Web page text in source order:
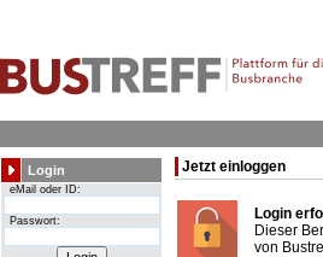
Login
eMail oder ID:
Passwort:
Jetzt einloggen
Login
Dieser
von